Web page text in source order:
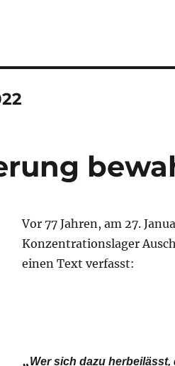
Vor 77 Jahren, am 27.
Konzentrationslager
einen Text verfasst:
„Wer sich dazu